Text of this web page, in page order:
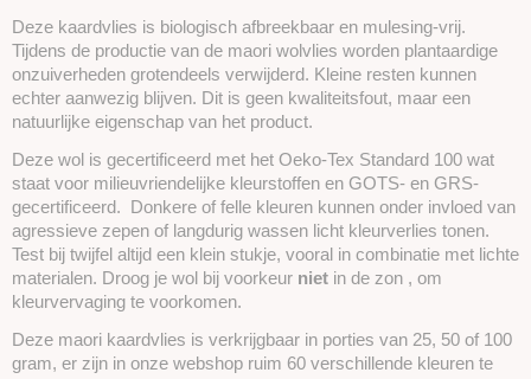
Deze kaardvlies is biologisch afbreekbaar en mulesing-vrij.
Tijdens de productie van de maori wolvlies worden plantaardige
onzuiverheden grotendeels verwijderd. Kleine resten kunnen
echter aanwezig blijven. Dit is geen kwaliteitsfout, maar een
natuurlijke eigenschap van het product.
Deze wol is gecertificeerd met het Oeko-Tex Standard 100 wat
staat voor milieuvriendelijke kleurstoffen en GOTS- en GRS-
gecertificeerd. Donkere of felle kleuren kunnen onder invloed van
agressieve zepen of langdurig wassen licht kleurverlies tonen.
Test bij twijfel altijd een klein stukje, vooral in combinatie met lichte
materialen. Droog je wol bij voorkeur niet in de zon , om
kleurvervaging te voorkomen.
Deze maori kaardvlies is verkrijgbaar in porties van 25, 50 of 100
gram, er zijn in onze webshop ruim 60 verschillende kleuren te